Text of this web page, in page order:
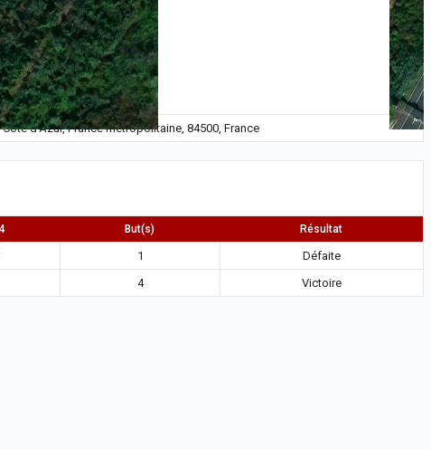
d'Azur, France métropolitaine, 84500, France
But(s) Résultat
1
Défaite
4 Victoire